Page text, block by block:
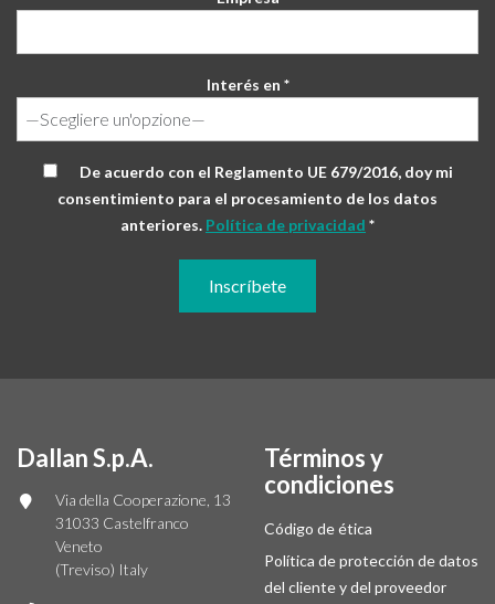
Interés en *
De acuerdo con el Reglamento UE 679/2016, doy mi
consentimiento para el procesamiento de los datos
anteriores. Política de privacidad *
Dallan S.p.A.
Via della Cooperazione, 13
31033 Castelfranco
Veneto
(Treviso) Italy
Términos y
condiciones
Código de ética
Política de protección de datos
del cliente y del proveedor